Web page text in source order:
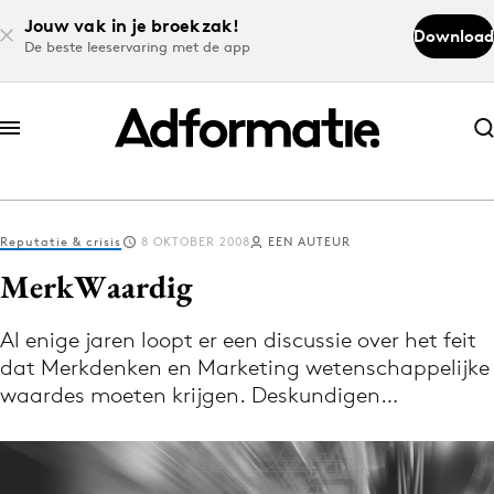
Jouw vak in je broekzak!
De beste leeservaring met de app
Download
Abonneer nu
Abonneer nu
Log in
Download de app
Volg het laatste nieuws via de Adformatie
Nieuws app
Reputatie & crisis 8 OKTOBER 2008 EEN AUTEUR
MerkWaardig
Al enige jaren loopt er een discussie over het feit
dat Merkdenken en Marketing wetenschappelijke
waardes moeten krijgen. Deskundigen…